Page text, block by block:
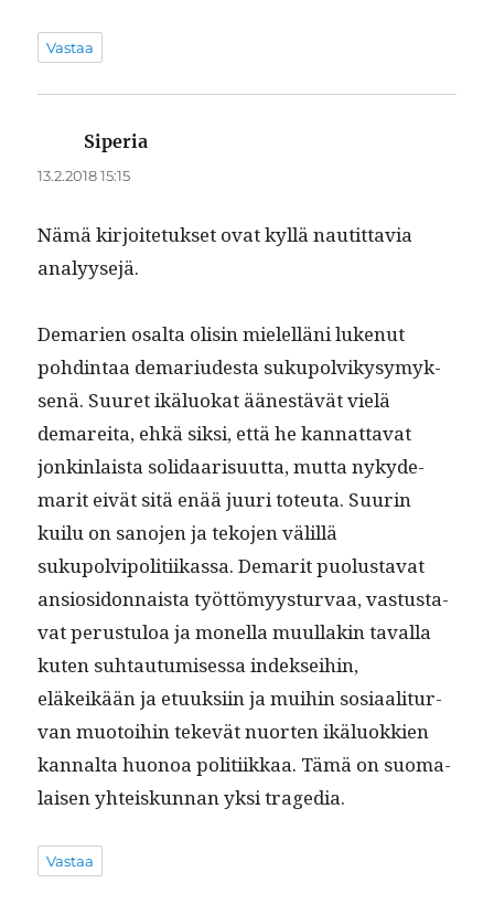
Vastaa
Siperia
13.2.2018 15:15
Nämä kir­joite­tuk­set ovat kyl­lä nau­tit­tavia
analyysejä.
Demarien osalta olisin mielel­läni lukenut
pohd­in­taa demar­i­ud­es­ta sukupolvikysymyk­
senä. Suuret ikälu­okat äänestävät vielä
demare­i­ta, ehkä sik­si, että he kan­nat­ta­vat
jonkin­laista sol­i­daarisu­ut­ta, mut­ta nyky­de­
mar­it eivät sitä enää juuri toteu­ta. Suurin
kuilu on sano­jen ja teko­jen välil­lä
sukupolvipoli­ti­ikas­sa. Demar­it puo­lus­ta­vat
ansiosi­don­naista työt­tömyys­tur­vaa, vas­tus­ta­
vat perus­tu­loa ja monel­la muul­lakin taval­la
kuten suh­tau­tu­mises­sa indek­sei­hin,
eläkeikään ja etuuk­si­in ja mui­hin sosi­aal­i­tur­
van muo­toi­hin tekevät nuorten ikälu­okkien
kannal­ta huonoa poli­ti­ikkaa. Tämä on suo­ma­
laisen yhteiskun­nan yksi tragedia.
Vastaa